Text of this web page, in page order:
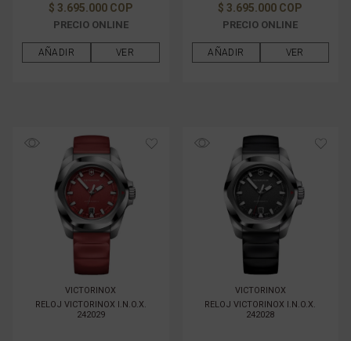
$ 3.695.000 COP
PRECIO ONLINE
AÑADIR VER
$ 3.695.000 COP
PRECIO ONLINE
AÑADIR VER
VICTORINOX
RELOJ VICTORINOX I.N.O.X.
242029
VICTORINOX
RELOJ VICTORINOX I.N.O.X.
242028